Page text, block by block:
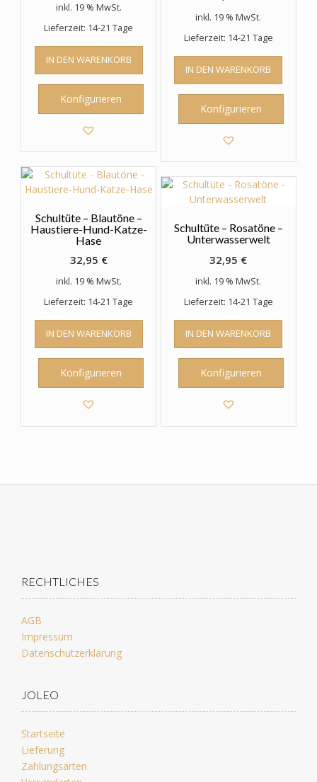
inkl. 19 % MwSt.
Lieferzeit: 14-21 Tage
IN DEN WARENKORB
Konfigurieren
inkl. 19 % MwSt.
Lieferzeit: 14-21 Tage
IN DEN WARENKORB
Konfigurieren
Schultüte – Blautöne –
Haustiere-Hund-Katze-
Hase
32,95 €
inkl. 19 % MwSt.
Lieferzeit: 14-21 Tage
IN DEN WARENKORB
Konfigurieren
Schultüte – Rosatöne –
Unterwasserwelt
32,95 €
inkl. 19 % MwSt.
Lieferzeit: 14-21 Tage
IN DEN WARENKORB
Konfigurieren
RECHTLICHES
AGB
Impressum
Datenschutzerklärung
JOLEO
Startseite
Lieferung
Zahlungsarten